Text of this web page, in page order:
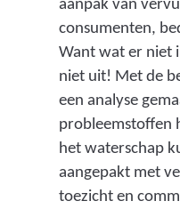
aanpak van
consumenten,
Want wat er niet
niet uit! Met de
een analyse
probleemstoffen
het waterschap
aangepakt met
toezicht en